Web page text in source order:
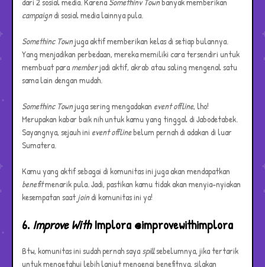
campaigndi sosial media lainnya pula.
Somethinc Townjuga aktif memberikan kelas di setiap bulannya.
Yang menjadikan perbedaan, mereka memiliki cara tersendiri untuk
membuat paramemberjadi aktif, akrab atau saling mengenal satu
sama lain dengan mudah.
Somethinc Townjuga sering mengadakan event offline, lho!
Merupakan kabar baik nih untuk kamu yang tinggal di Jabodetabek.
Sayangnya, sejauh ini event offlinebelum pernah di adakan di luar
Sumatera.
Kamu yang aktif sebagai di komunitas ini juga akan mendapatkan
benefitmenarik pula. Jadi, pastikan kamu tidak akan menyia-nyiakan
kesempatan saatjoindi komunitas ini ya!
6. Improve WithImplora @improvewithimplora
Btw, komunitas ini sudah pernah sayaspillsebelumnya, jika tertarik
untuk mengetahui lebih lanjut mengenai benefitnya, silakan